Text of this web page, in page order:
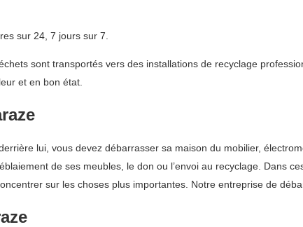
sur 24, 7 jours sur 7.
sont transportés vers des installations de recyclage
et en bon état.
lui, vous devez débarrasser sa maison du mobilier,
de ses meubles, le don ou l’envoi au recyclage. Dans
sur les choses plus importantes. Notre entreprise de